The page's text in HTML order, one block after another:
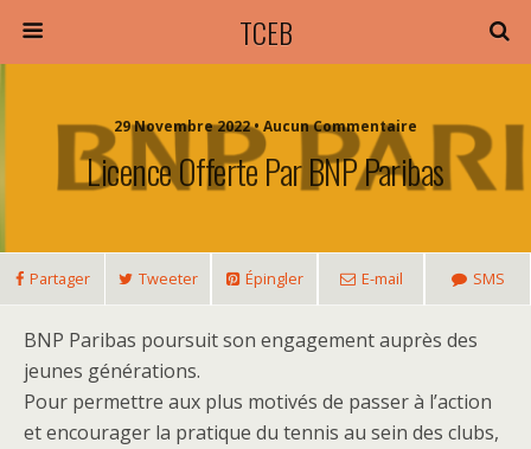
TCEB
29 Novembre 2022 • Aucun Commentaire
Licence Offerte Par BNP Paribas
Partager Tweeter Épingler E-mail SMS
BNP Paribas poursuit son engagement auprès des
jeunes générations.
Pour permettre aux plus motivés de passer à l’action
et encourager la pratique du tennis au sein des clubs,